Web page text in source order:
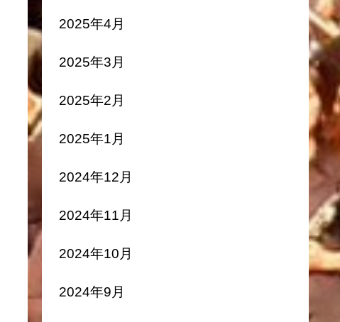
2025年4月
2025年3月
2025年2月
2025年1月
2024年12月
2024年11月
2024年10月
2024年9月